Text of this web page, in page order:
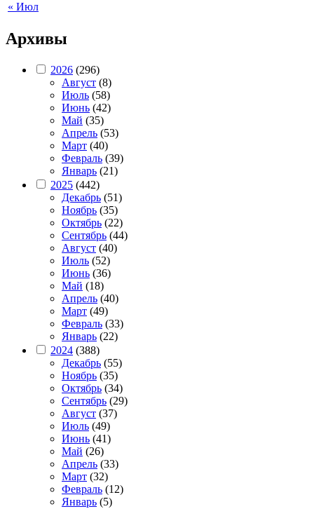
« Июл
Архивы
2026 (296)
Август (8)
Июль (58)
Июнь (42)
Май (35)
Апрель (53)
Март (40)
Февраль (39)
Январь (21)
2025 (442)
Декабрь (51)
Ноябрь (35)
Октябрь (22)
Сентябрь (44)
Август (40)
Июль (52)
Июнь (36)
Май (18)
Апрель (40)
Март (49)
Февраль (33)
Январь (22)
2024 (388)
Декабрь (55)
Ноябрь (35)
Октябрь (34)
Сентябрь (29)
Август (37)
Июль (49)
Июнь (41)
Май (26)
Апрель (33)
Март (32)
Февраль (12)
Январь (5)